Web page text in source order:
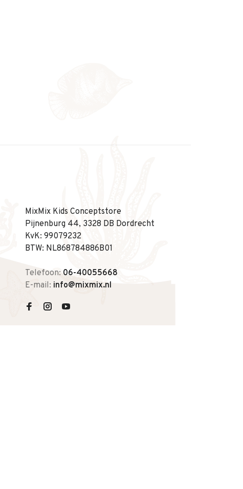
MixMix Kids Conceptstore
Pijnenburg 44, 3328 DB Dordrecht
KvK: 99079232
BTW: NL868784886B01
Telefoon:06-40055668
E-mail: info@mixmix.nl